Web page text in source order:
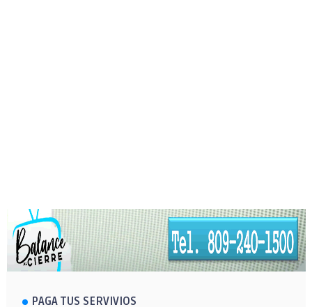
PAGA TUS SERVIVIOS